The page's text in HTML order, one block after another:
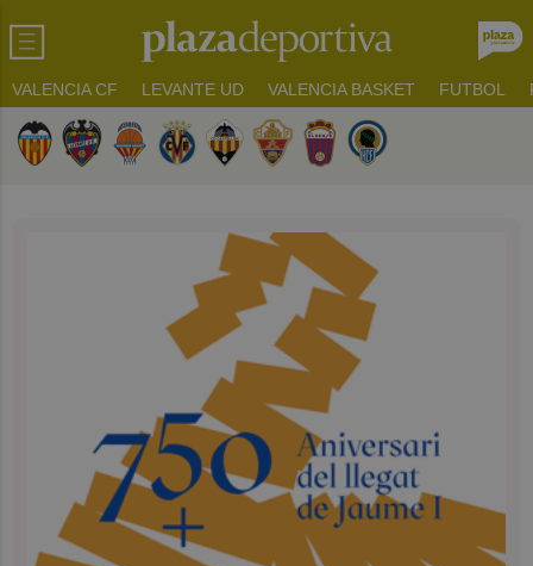
VALENCIA CF LEVANTE UD VALENCIA BASKET FUTBOL